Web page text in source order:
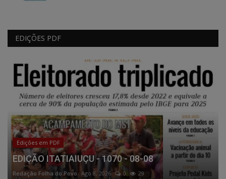
EDIÇÕES PDF
Edições em PDF
EDIÇÃO ITATIAIUÇU - 1070 - 08-08
Redação Folha do Povo Ago 8, 2026 0 29